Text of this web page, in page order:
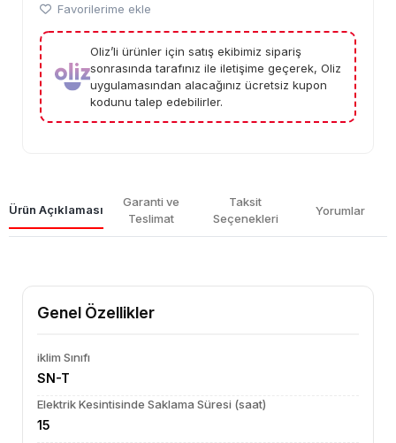
Favorilerime ekle
Oliz’li ürünler için satış ekibimiz sipariş
sonrasında tarafınız ile iletişime geçerek, Oliz
uygulamasından alacağınız ücretsiz kupon
kodunu talep edebilirler.
Ürün Açıklaması
Garanti ve
Teslimat
Taksit
Seçenekleri
Yorumlar
Genel Özellikler
iklim Sınıfı
SN-T
Elektrik Kesintisinde Saklama Süresi (saat)
15